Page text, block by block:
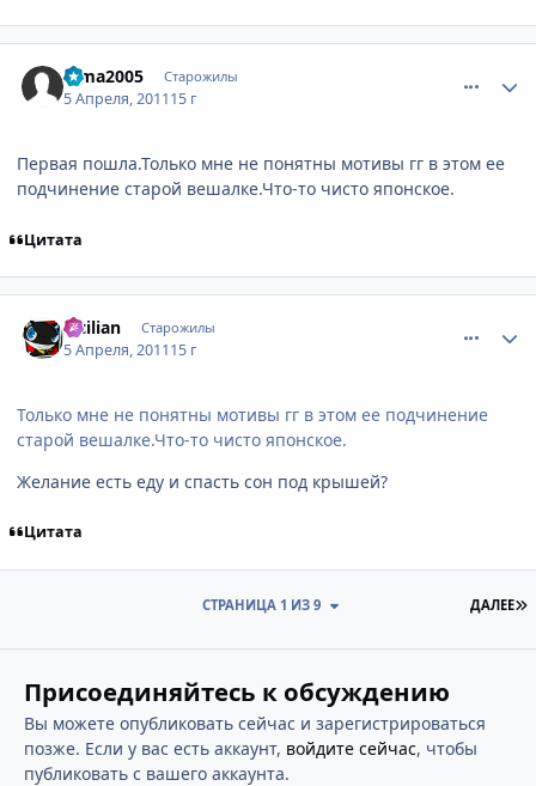
dima2005 Старожилы
5 Апреля, 201115 г
Первая пошла.Только мне не понятны мотивы гг в этом ее
подчинение старой вешалке.Что-то чисто японское.
Цитата
Sicilian Старожилы
5 Апреля, 201115 г
Только мне не понятны мотивы гг в этом ее подчинение
старой вешалке.Что-то чисто японское.
Желание есть еду и спасть сон под крышей?
Цитата
ДАЛЕЕ
СТРАНИЦА 1 ИЗ 9
Присоединяйтесь к обсуждению
Вы можете опубликовать сейчас и зарегистрироваться
позже. Если у вас есть аккаунт, войдите сейчас, чтобы
публиковать с вашего аккаунта.